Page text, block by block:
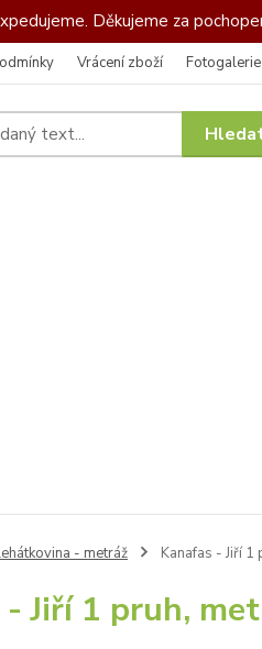
Děkujeme za
Vrácení zboží Fotogalerie
- metráž Kanafas - Jiří 1
Jiří 1 pruh,